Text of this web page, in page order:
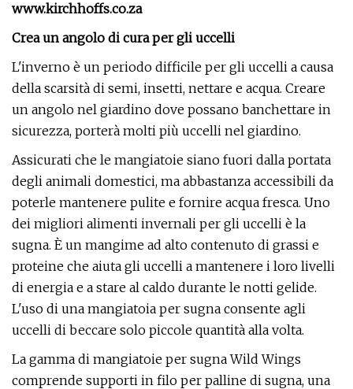
www.kirchhoffs.co.za
Crea un angolo di cura per gli uccelli
L'inverno è un periodo difficile per gli uccelli a causa
della scarsità di semi, insetti, nettare e acqua. Creare
un angolo nel giardino dove possano banchettare in
sicurezza, porterà molti più uccelli nel giardino.
Assicurati che le mangiatoie siano fuori dalla portata
degli animali domestici, ma abbastanza accessibili da
poterle mantenere pulite e fornire acqua fresca. Uno
dei migliori alimenti invernali per gli uccelli è la
sugna. È un mangime ad alto contenuto di grassi e
proteine ​​che aiuta gli uccelli a mantenere i loro livelli
di energia e a stare al caldo durante le notti gelide.
L'uso di una mangiatoia per sugna consente agli
uccelli di beccare solo piccole quantità alla volta.
La gamma di mangiatoie per sugna Wild Wings
comprende supporti in filo per palline di sugna, una